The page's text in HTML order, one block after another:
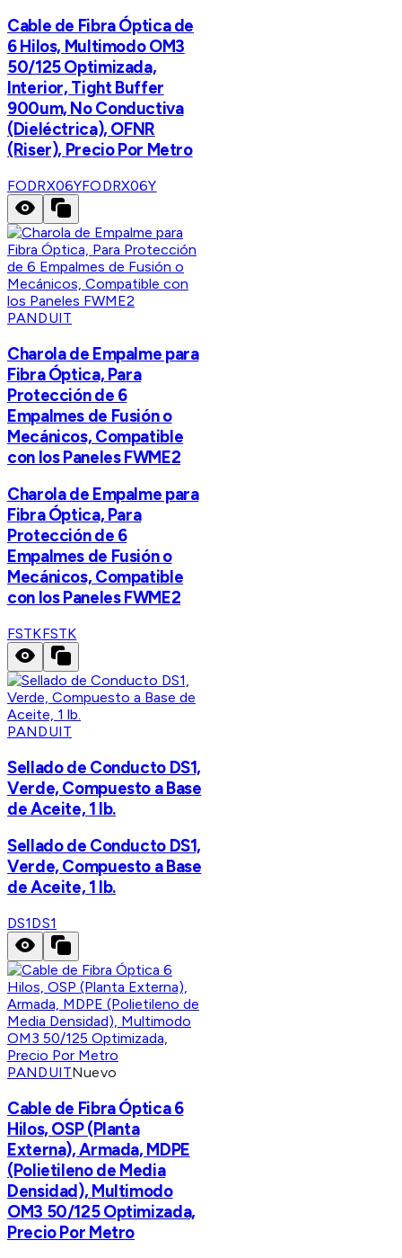
Cable de Fibra Óptica de
6 Hilos, Multimodo OM3
50/125 Optimizada,
Interior, Tight Buffer
900um, No Conductiva
(Dieléctrica), OFNR
(Riser), Precio Por Metro
FODRX06YFODRX06Y
PANDUIT
Charola de Empalme para
Fibra Óptica, Para
Protección de 6
Empalmes de Fusión o
Mecánicos, Compatible
con los Paneles FWME2
Charola de Empalme para
Fibra Óptica, Para
Protección de 6
Empalmes de Fusión o
Mecánicos, Compatible
con los Paneles FWME2
FSTKFSTK
PANDUIT
Sellado de Conducto DS1,
Verde, Compuesto a Base
de Aceite, 1 lb.
Sellado de Conducto DS1,
Verde, Compuesto a Base
de Aceite, 1 lb.
DS1DS1
PANDUITNuevo
Cable de Fibra Óptica 6
Hilos, OSP (Planta
Externa), Armada, MDPE
(Polietileno de Media
Densidad), Multimodo
OM3 50/125 Optimizada,
Precio Por Metro